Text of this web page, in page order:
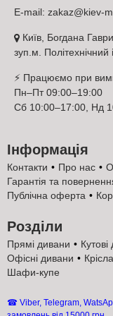
підібрати з 4
Відмінними
Стильний
підібрати з 5
Зазначені
Фабрика
Виготовити
наповнення шафи-
чудові проекти
смак та колір.
Оформити
чотиридверну
E-mail: zakaz@kiev-
Київ, Богдана
зуп.м. Політехнічний
⚡ Працюємо при
Пн–Пт 09:00–19:00
Сб 10:00–17:00, Нд
Інформація
Контакти Про нас
Гарантія та
Публічна оферта
Розділи
Прямі дивани
Офісні дивани
Шафи-купе
☎ Viber, Telegram,